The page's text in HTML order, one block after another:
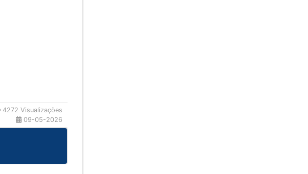
4272 Visualizações
09-05-2026